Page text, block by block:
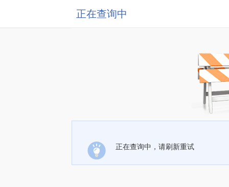
正在查询中
正在查询中，请刷新重试